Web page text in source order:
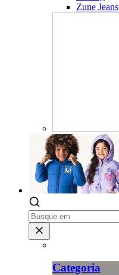
Zune Jeans
Categoria